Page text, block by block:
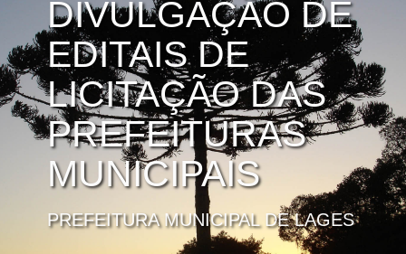
DIVULGAÇÃO DE
EDITAIS DE
LICITAÇÃO DAS
PREFEITURAS
MUNICIPAIS
PREFEITURA MUNICIPAL DE LAGES